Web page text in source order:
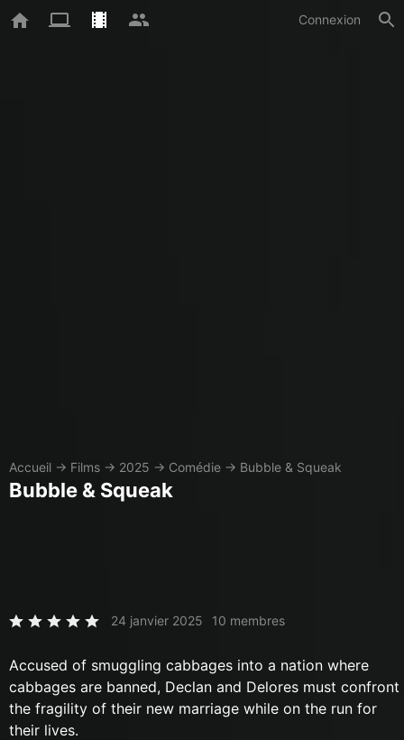
Connexion
Accueil → Films → 2025 → Comédie → Bubble & Squeak
Bubble & Squeak
24 janvier 2025 10 membres
Accused of smuggling cabbages into a nation where
cabbages are banned, Declan and Delores must confront
the fragility of their new marriage while on the run for
their lives.